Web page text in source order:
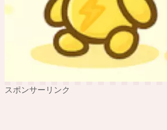
スポンサーリンク